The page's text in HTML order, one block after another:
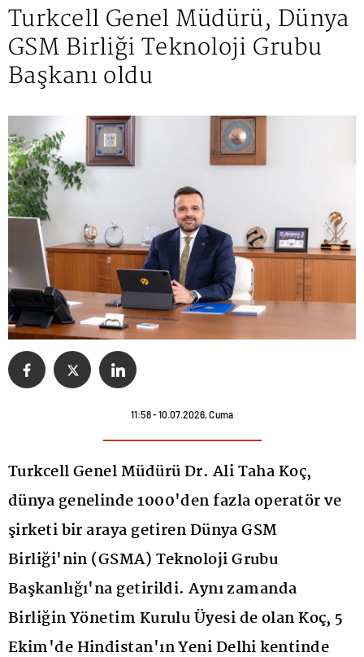
Turkcell Genel Müdürü, Dünya
GSM Birliği Teknoloji Grubu
Başkanı oldu
11:58 - 10.07.2026, Cuma
Turkcell Genel Müdürü Dr. Ali Taha Koç,
dünya genelinde 1000'den fazla operatör ve
şirketi bir araya getiren Dünya GSM
Birliği'nin (GSMA) Teknoloji Grubu
Başkanlığı'na getirildi. Aynı zamanda
Birliğin Yönetim Kurulu Üyesi de olan Koç, 5
Ekim'de Hindistan'ın Yeni Delhi kentinde